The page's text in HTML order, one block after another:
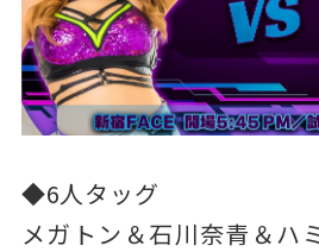
◆6人タッグ
メガトン＆石川奈青＆ハ